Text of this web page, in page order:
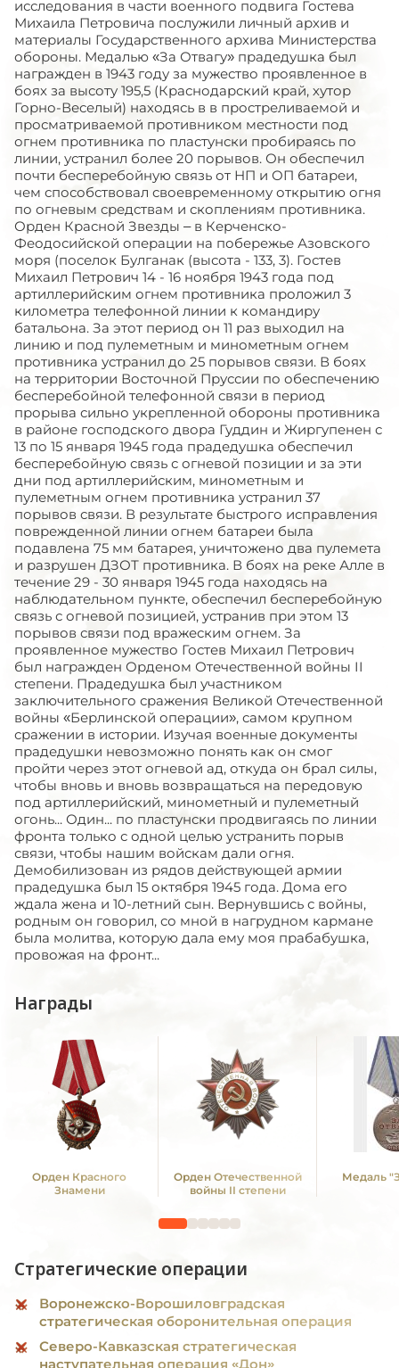
исследования в части военного подвига Гостева
Михаила Петровича послужили личный архив и
материалы Государственного архива Министерства
обороны. Медалью «За Отвагу» прадедушка был
награжден в 1943 году за мужество проявленное в
боях за высоту 195,5 (Краснодарский край, хутор
Горно-Веселый) находясь в в простреливаемой и
просматриваемой противником местности под
огнем противника по пластунски пробираясь по
линии, устранил более 20 порывов. Он обеспечил
почти бесперебойную связь от НП и ОП батареи,
чем способствовал своевременному открытию огня
по огневым средствам и скоплениям противника.
Орден Красной Звезды – в Керченско-
Феодосийской операции на побережье Азовского
моря (поселок Булганак (высота - 133, 3). Гостев
Михаил Петрович 14 - 16 ноября 1943 года под
артиллерийским огнем противника проложил 3
километра телефонной линии к командиру
батальона. За этот период он 11 раз выходил на
линию и под пулеметным и минометным огнем
противника устранил до 25 порывов связи. В боях
на территории Восточной Пруссии по обеспечению
бесперебойной телефонной связи в период
прорыва сильно укрепленной обороны противника
в районе господского двора Гуддин и Жиргупенен с
13 по 15 января 1945 года прадедушка обеспечил
бесперебойную связь с огневой позиции и за эти
дни под артиллерийским, минометным и
пулеметным огнем противника устранил 37
порывов связи. В результате быстрого исправления
поврежденной линии огнем батареи была
подавлена 75 мм батарея, уничтожено два пулемета
и разрушен ДЗОТ противника. В боях на реке Алле в
течение 29 - 30 января 1945 года находясь на
наблюдательном пункте, обеспечил бесперебойную
связь с огневой позицией, устранив при этом 13
порывов связи под вражеским огнем. За
проявленное мужество Гостев Михаил Петрович
был награжден Орденом Отечественной войны II
степени. Прадедушка был участником
заключительного сражения Великой Отечественной
войны «Берлинской операции», самом крупном
сражении в истории. Изучая военные документы
прадедушки невозможно понять как он смог
пройти через этот огневой ад, откуда он брал силы,
чтобы вновь и вновь возвращаться на передовую
под артиллерийский, минометный и пулеметный
огонь... Один... по пластунски продвигаясь по линии
фронта только с одной целью устранить порыв
связи, чтобы нашим войскам дали огня.
Демобилизован из рядов действующей армии
прадедушка был 15 октября 1945 года. Дома его
ждала жена и 10-летний сын. Вернувшись с войны,
родным он говорил, со мной в нагрудном кармане
была молитва, которую дала ему моя прабабушка,
провожая на фронт...
Награды
Орден Красного
Знамени
Орден Отечественной
войны II степени
Медаль
Стратегические операции
Воронежско-Ворошиловградская
стратегическая оборонительная операция
Северо-Кавказская стратегическая
наступательная операция «Дон»